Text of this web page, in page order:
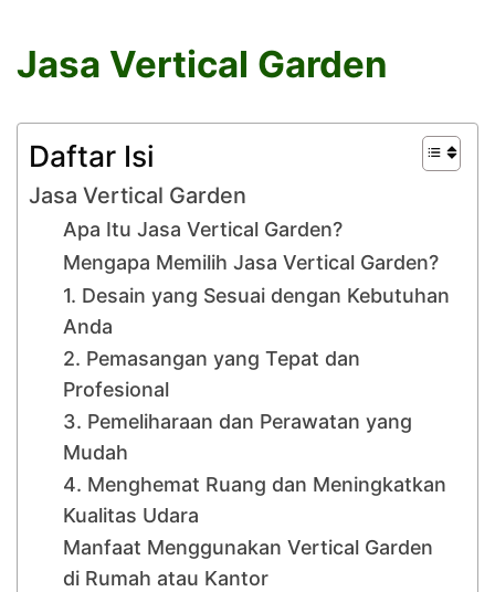
Jasa Vertical Garden
Daftar Isi
Jasa Vertical Garden
Apa Itu Jasa Vertical Garden?
Mengapa Memilih Jasa Vertical Garden?
1. Desain yang Sesuai dengan Kebutuhan
Anda
2. Pemasangan yang Tepat dan
Profesional
3. Pemeliharaan dan Perawatan yang
Mudah
4. Menghemat Ruang dan Meningkatkan
Kualitas Udara
Manfaat Menggunakan Vertical Garden
di Rumah atau Kantor